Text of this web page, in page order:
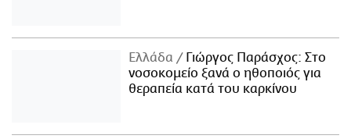
Ελλάδα
Γιώργος Παράσχος: Στο
νοσοκομείο ξανά ο ηθοποιός για
θεραπεία κατά του καρκίνου